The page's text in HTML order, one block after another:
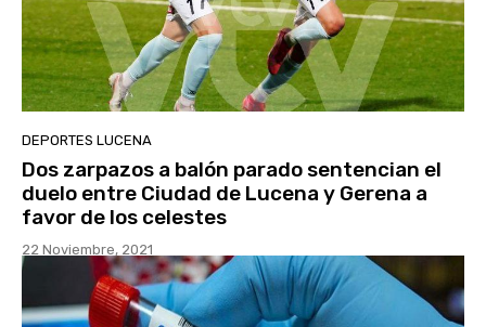
DEPORTES LUCENA
Dos zarpazos a balón parado sentencian el
duelo entre Ciudad de Lucena y Gerena a
favor de los celestes
22 Noviembre, 2021